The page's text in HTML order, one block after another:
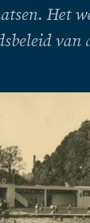
Het
van